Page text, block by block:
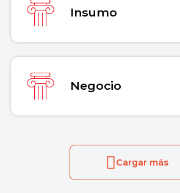
Insumo
Negocio
Cargar más